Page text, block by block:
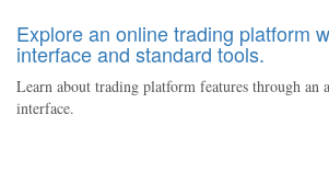
Explore an online trading platform
interface and standard tools.
Learn about trading platform features through an
interface.